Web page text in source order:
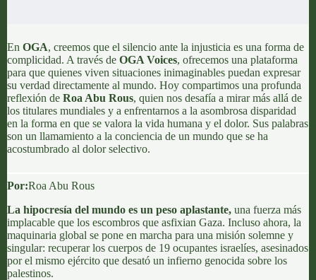
En OGA, creemos que el silencio ante la injusticia es una forma de
complicidad. A través de OGA Voices, ofrecemos una plataforma
para que quienes viven situaciones inimaginables puedan expresar
su verdad directamente al mundo. Hoy compartimos una profunda
reflexión de Roa Abu Rous, quien nos desafía a mirar más allá de
los titulares mundiales y a enfrentarnos a la asombrosa disparidad
en la forma en que se valora la vida humana y el dolor. Sus palabras
son un llamamiento a la conciencia de un mundo que se ha
acostumbrado al dolor selectivo.
Por:Roa Abu Rous
La hipocresía del mundo es un peso aplastante, una fuerza más
implacable que los escombros que asfixian Gaza. Incluso ahora, la
maquinaria global se pone en marcha para una misión solemne y
singular: recuperar los cuerpos de 19 ocupantes israelíes, asesinados
por el mismo ejército que desató un infierno genocida sobre los
palestinos.